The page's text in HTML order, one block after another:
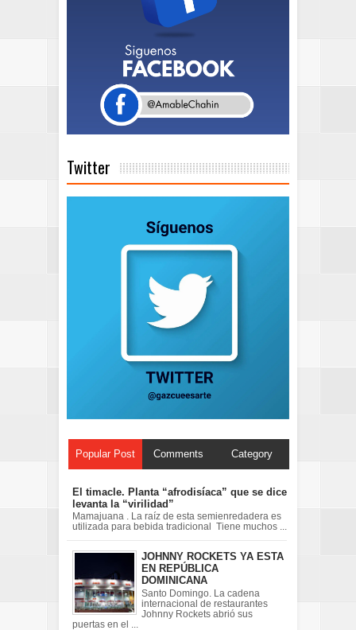
Twitter
Popular Post Comments Category
El timacle. Planta “afrodisíaca” que se dice
levanta la “virilidad”
Mamajuana . La raíz de esta semienredadera es
utilizada para bebida tradicional Tiene muchos ...
JOHNNY ROCKETS YA ESTA
EN REPÚBLICA
DOMINICANA
Santo Domingo. La cadena
internacional de restaurantes
Johnny Rockets abrió sus
puertas en el ...